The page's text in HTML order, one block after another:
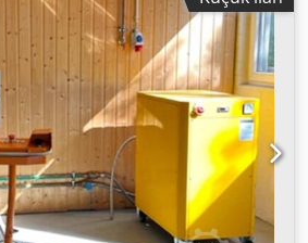
elektrot tutucu Ayak anahtarı
akış anahtarı 4 yollu trafo
ana şalter. --- Garanti: 6 ay
--- İstek üzerine eğitim + devreye
kaynak elektrotları + yedek
--- Web sitemizde daha fazla